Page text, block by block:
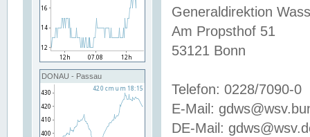
DONAU - Passau
Generaldirektion
Am Propsthof 51
53121 Bonn
Telefon: 0228/7090-0
E-Mail:
DE-Mail: